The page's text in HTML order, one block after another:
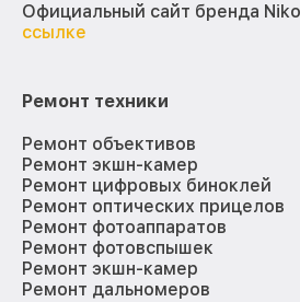
Официальный сайт бренда
ссылке
Ремонт техники
Ремонт объективов
Ремонт экшн-камер
Ремонт цифровых биноклей
Ремонт оптических прицелов
Ремонт фотоаппаратов
Ремонт фотовспышек
Ремонт экшн-камер
Ремонт дальномеров